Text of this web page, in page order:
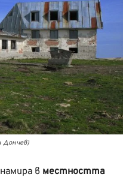
Дончев)
в местността